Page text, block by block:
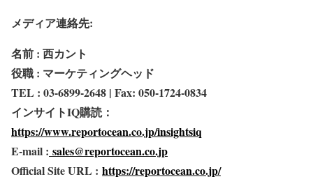
メディア連絡先:
名前 : 西カント
役職 : マーケティングヘッド
TEL : 03-6899-2648 | Fax: 050-1724-0834
インサイトIQ購読：
https://www.reportocean.co.jp/insightsiq
E-mail : sales@reportocean.co.jp
Official Site URL : https://reportocean.co.jp/